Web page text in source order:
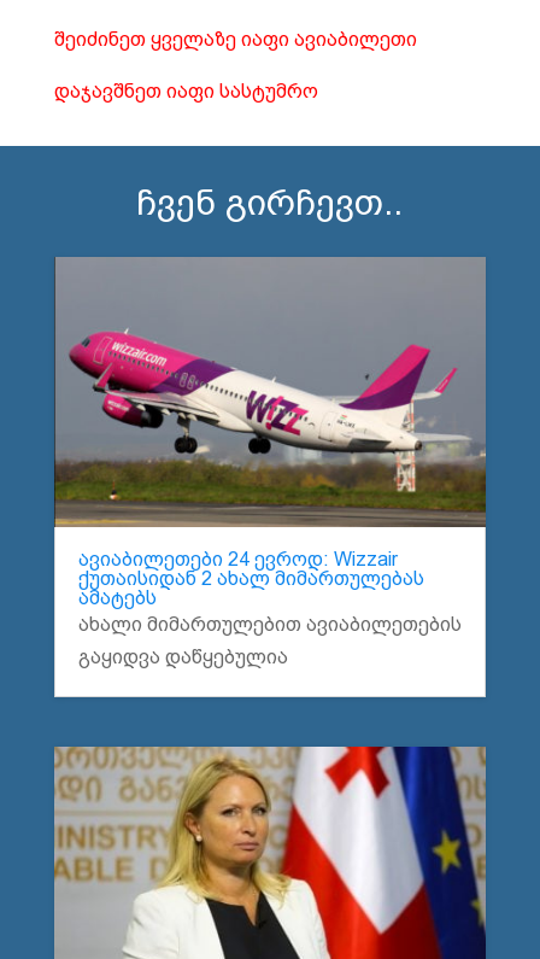
შეიძინეთ ყველაზე იაფი ავიაბილეთი
დაჯავშნეთ იაფი სასტუმრო
ჩვენ გირჩევთ..
ავიაბილეთები 24 ევროდ: Wizzair
ქუთაისიდან 2 ახალ მიმართულებას
ამატებს
ახალი მიმართულებით ავიაბილეთების
გაყიდვა დაწყებულია